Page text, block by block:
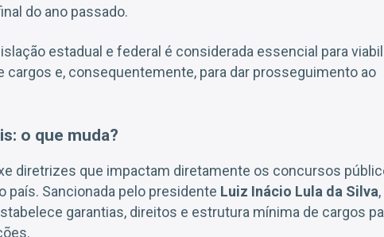
do ano passado.
estadual e federal é considerada essencial para
cargos e, consequentemente, para dar prosseguimento ao
o que muda?
diretrizes que impactam diretamente os concursos
país. Sancionada pelo presidente Luiz Inácio Lula da Silva
garantias, direitos e estrutura mínima de cargos